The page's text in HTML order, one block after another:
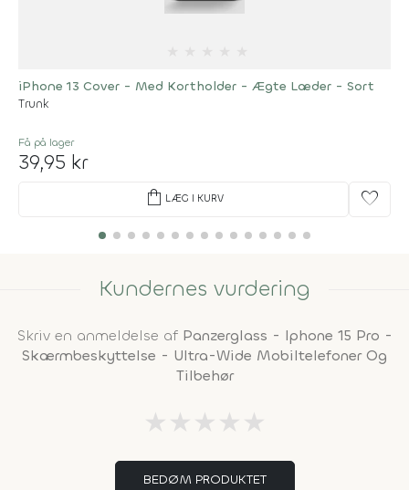
iPhone 13 Cover - Med Kortholder - Ægte Læder - Sort
Trunk
Få på lager
39,95 kr
shopping_bag LÆG I KURV favorite
Kundernes vurdering
Skriv en anmeldelse af Panzerglass - Iphone 15 Pro -
Skærmbeskyttelse - Ultra-Wide Mobiltelefoner Og
Tilbehør
★ ★ ★ ★ ★
BEDØM PRODUKTET